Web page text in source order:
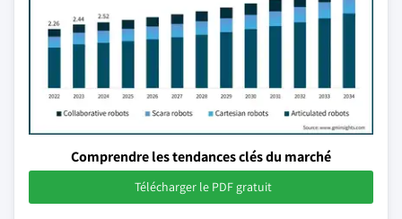
Comprendre les tendances clés du marché
Télécharger le PDF gratuit